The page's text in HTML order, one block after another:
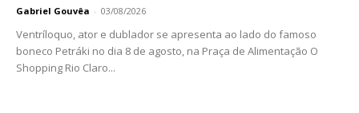
Gabriel Gouvêa - 03/08/2026
Ventríloquo, ator e dublador se apresenta ao lado do famoso
boneco Petráki no dia 8 de agosto, na Praça de Alimentação O
Shopping Rio Claro...